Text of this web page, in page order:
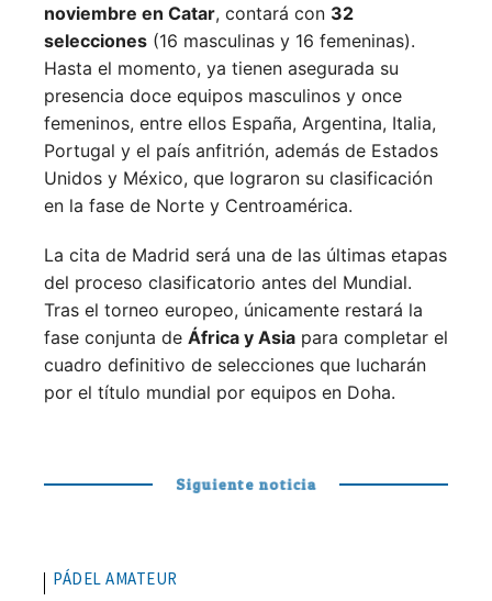
noviembre en Catar, contará con 32
selecciones (16 masculinas y 16 femeninas).
Hasta el momento, ya tienen asegurada su
presencia doce equipos masculinos y once
femeninos, entre ellos España, Argentina, Italia,
Portugal y el país anfitrión, además de Estados
Unidos y México, que lograron su clasificación
en la fase de Norte y Centroamérica.
La cita de Madrid será una de las últimas etapas
del proceso clasificatorio antes del Mundial.
Tras el torneo europeo, únicamente restará la
fase conjunta de África y Asia para completar el
cuadro definitivo de selecciones que lucharán
por el título mundial por equipos en Doha.
Siguiente noticia
PÁDEL AMATEUR